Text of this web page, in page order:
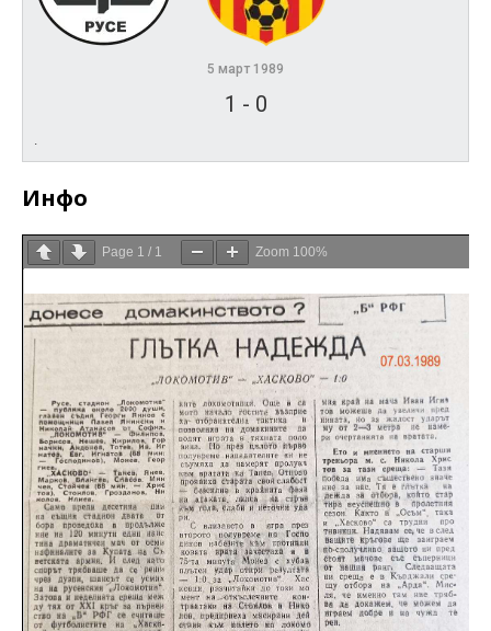
5 март 1989
1 - 0
.
Инфо
Page 1 / 1 Zoom 100%